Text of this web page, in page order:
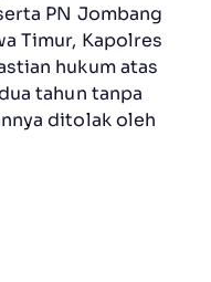
PN Jombang
Timur, Kapolres
hukum atas
tahun tanpa
ditolak oleh